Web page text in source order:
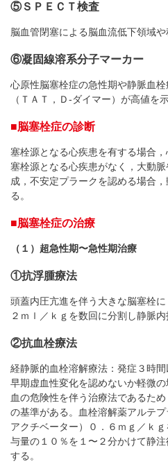
⑤ＳＰＥＣＴ検査
脳血管閉塞による脳血流低下領域や
⑥凝固線溶系分子マーカー
心原性脳塞栓症の急性期や静脈血
（ＴＡＴ，Ｄ-ダイマー）が高値を示
■脳塞栓症の診断
塞栓源となる心疾患を有する場合，
塞栓源となる心疾患がなく，大動
成，不安定プラークを認める場合
る。
■脳塞栓症の治療
（１）超急性期〜急性期治療
①抗浮腫療法
頭蓋内圧亢進を伴う大きな脳塞栓
２ｍｌ／ｋｇを数回に分割し静脈内
②抗血栓療法
経静脈的血栓溶解療法：発症３時
早期虚血性変化を認めないか軽微
血の危険性を伴う治療法であるた
の基準がある。血栓溶解薬アルテ
アクチベーター）０．６ｍｇ／ｋ
与量の１０％を１〜２分かけて静
する。